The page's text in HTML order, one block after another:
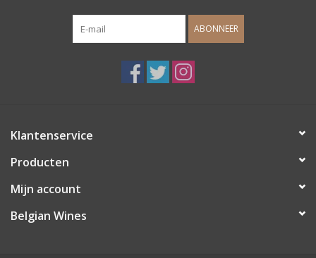
ABONNEER
Klantenservice
Producten
Mijn account
Belgian Wines